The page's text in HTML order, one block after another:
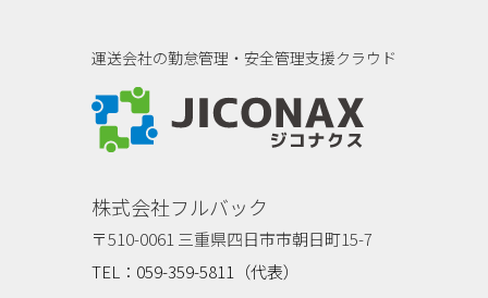
運送会社の勤怠管理・安全管理支援クラウド
株式会社フルバック
〒510-0061 三重県四日市市朝日町15-7
TEL：059-359-5811（代表）